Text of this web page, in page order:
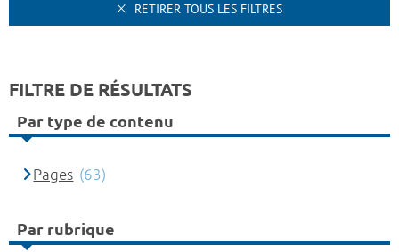
RETIRER TOUS LES FILTRES
FILTRE DE RÉSULTATS
Par type de contenu
Pages (63)
Par rubrique